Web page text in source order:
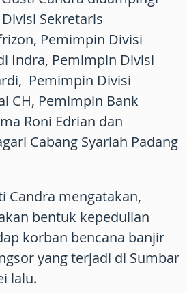
Sekretaris
Pemimpin Divisi
Indra, Pemimpin Divisi
Pemimpin Divisi
CH, Pemimpin Bank
Roni Edrian dan
Cabang Syariah Padang
Candra mengatakan,
bentuk kepedulian
korban bencana banjir
yang terjadi di Sumbar
lalu.